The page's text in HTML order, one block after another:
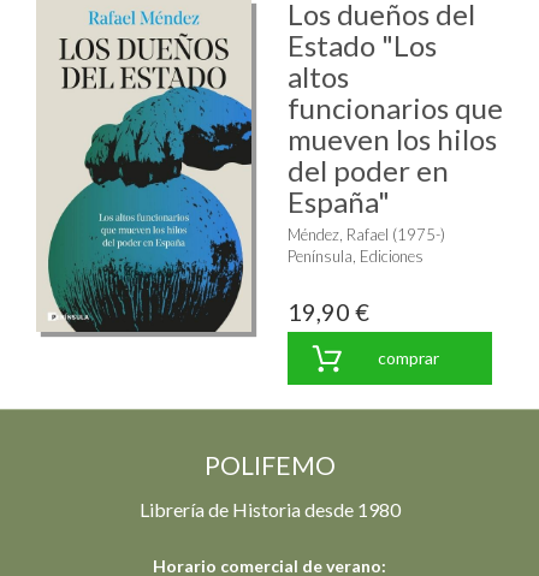
Los dueños del
Estado "Los
altos
funcionarios que
mueven los hilos
del poder en
España"
Méndez, Rafael (1975-)
Península, Ediciones
19,90 €
comprar
POLIFEMO
Librería de Historia desde 1980
Horario comercial de verano: